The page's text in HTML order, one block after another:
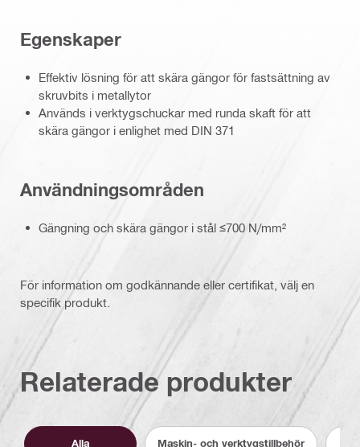
Egenskaper
Effektiv lösning för att skära gängor för fastsättning av
skruvbits i metallytor
Används i verktygschuckar med runda skaft för att
skära gängor i enlighet med DIN 371
Användningsområden
Gängning och skära gängor i stål ≤700 N/mm²
För information om godkännande eller certifikat, välj en
specifik produkt.
Relaterade produkter
Alla Maskin- och verktygstillbehör